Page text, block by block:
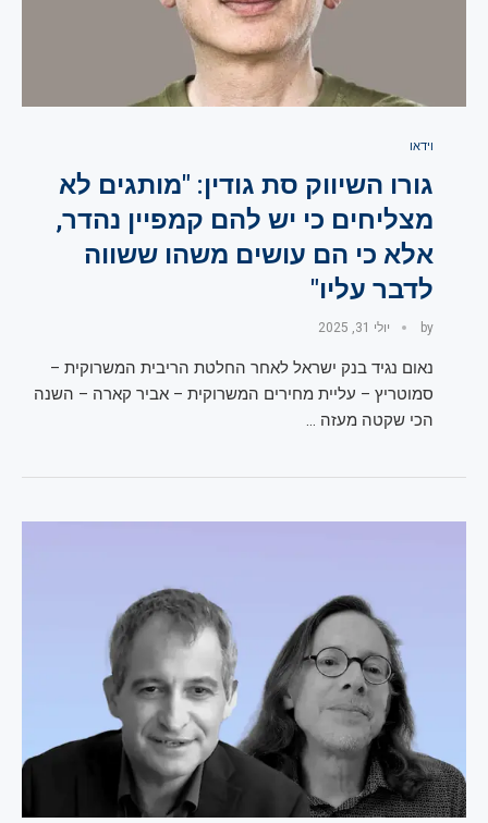
וידאו
גורו השיווק סת גודין: "מותגים לא
מצליחים כי יש להם קמפיין נהדר,
אלא כי הם עושים משהו ששווה
לדבר עליו"
by יולי 31, 2025
נאום נגיד בנק ישראל לאחר החלטת הריבית המשרוקית –
סמוטריץ – עליית מחירים המשרוקית – אביר קארה – השנה
הכי שקטה מעזה …